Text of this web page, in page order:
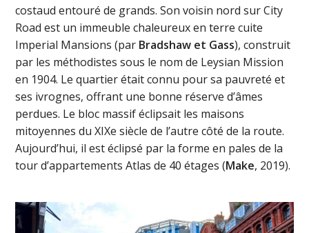
costaud entouré de grands. Son voisin nord sur City
Road est un immeuble chaleureux en terre cuite
Imperial Mansions (par Bradshaw et Gass), construit
par les méthodistes sous le nom de Leysian Mission
en 1904. Le quartier était connu pour sa pauvreté et
ses ivrognes, offrant une bonne réserve d’âmes
perdues. Le bloc massif éclipsait les maisons
mitoyennes du XIXe siècle de l’autre côté de la route.
Aujourd’hui, il est éclipsé par la forme en pales de la
tour d’appartements Atlas de 40 étages (Make, 2019).